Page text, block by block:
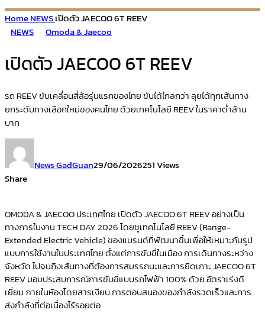
HomeNEWSเปิดตัว JAECOO 6T REEV
NEWS
Omoda & Jaecoo
เปิดตัว JAECOO 6T REEV
รถ REEV ขับเคลื่อนสี่ล้อรุ่นแรกของไทย ขับได้ไกลกว่า ลุยได้ทุกเส้นทาง
ยกระดับทางเลือกใหม่ของคนไทย ด้วยเทคโนโลยี REEV ในราคาต่ำล้าน
บาท
News GadGuan29/06/2026251 Views
Share
OMODA & JAECOO ประเทศไทย เปิดตัว JAECOO 6T REEV อย่างเป็น
ทางการในงาน TECH DAY 2026 โดยชูเทคโนโลยี REEV (Range-
Extended Electric Vehicle) ของแบรนด์ที่พัฒนาขึ้นเพื่อให้เหมาะกับรูป
แบบการใช้งานในประเทศไทย ตั้งแต่การขับขี่ในเมือง การเดินทางระหว่าง
จังหวัด ไปจนถึงเส้นทางที่ต้องการสมรรถนะและการยึดเกาะ JAECOO 6T
REEV มอบประสบการณ์การขับขี่แบบรถไฟฟ้า 100% ด้วย อัตราเร่งดี
เยี่ยม ภายในห้องโดยสารเงียบ การตอบสนองของกำลังรวดเร็วและการ
ส่งกำลังที่ต่อเนื่องไร้รอยต่อ